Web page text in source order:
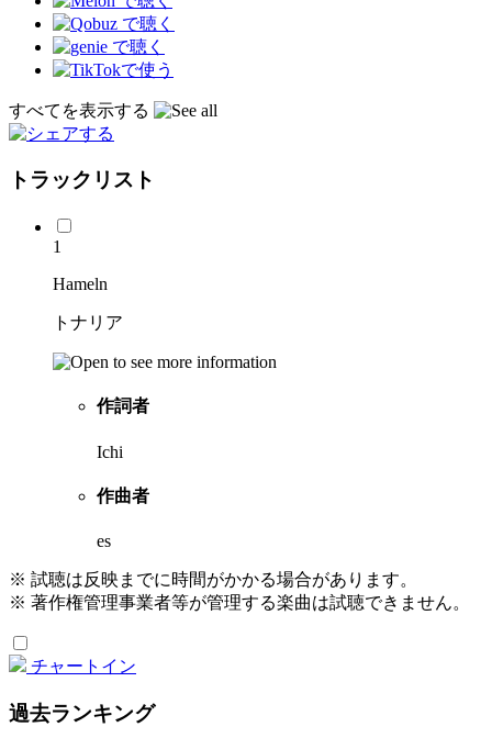
すべてを表示する
トラックリスト
1
Hameln
トナリア
作詞者
Ichi
作曲者
es
※ 試聴は反映までに時間がかかる場合があります。
※ 著作権管理事業者等が管理する楽曲は試聴できません。
チャートイン
過去ランキング